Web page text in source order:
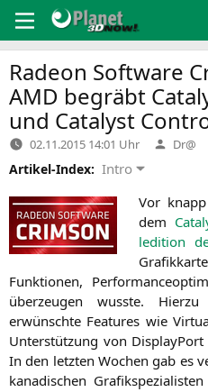
Inhalt
springen
Radeon Software
AMD begräbt
und Catalyst
02.11.2015 14:01 Uhr Verfasst
von
Dr@
Artikel-Index: Intro
Vor
dem
ledi­ti­on
Funk­tio­nen,
über­zeu­gen wuss­te.
erwünsch­te Fea­tures wie
Unter­stüt­zung von Dis­play­Po­rt
In den letz­ten Wochen gab es
kana­di­schen